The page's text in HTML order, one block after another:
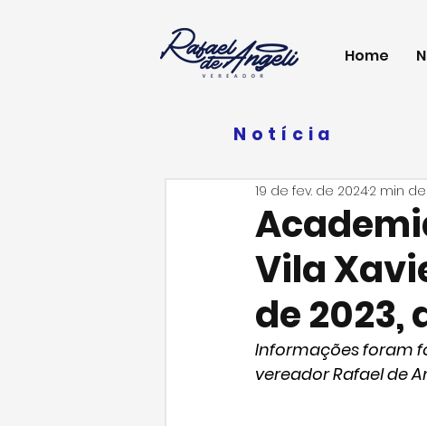
Home
Notícia
Vila
de
19 de fev. de 20242 min
Informações foram
vereador Rafael de